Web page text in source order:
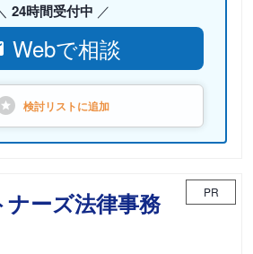
24時間受付中
Webで相談
検討リストに追加
ーズ法律事務
PR